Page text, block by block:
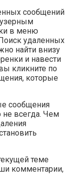
сообщений
в меню
удаленных
найти внизу
и навести
кликните по
которые
сообщения
не всегда. Чем
теме
комментарии,